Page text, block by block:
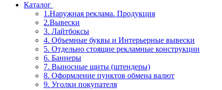
Каталог
1.Наружная реклама. Продукция
2.Вывески
3. Лайтбоксы
4. Объемные буквы и Интерьерные вывески
5. Отдельно стоящие рекламные конструкции
6. Баннеры
7. Выносные щиты (штендеры)
8. Оформление пунктов обмена валют
9. Уголки покупателя